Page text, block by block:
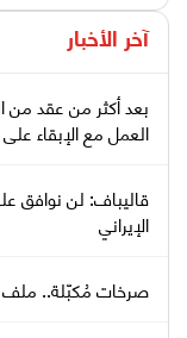
آخر الأخبار
بعد أكثر من عقد
العمل مع الإبقاء على
قاليباف: لن نوافق
الإيراني
صرخات مُكبّلة.. ملف